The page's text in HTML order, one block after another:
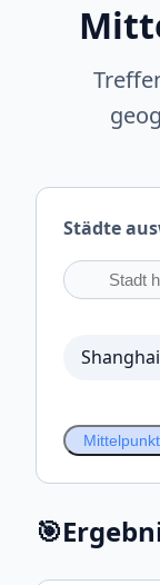
Städte
Shanghai
🎯